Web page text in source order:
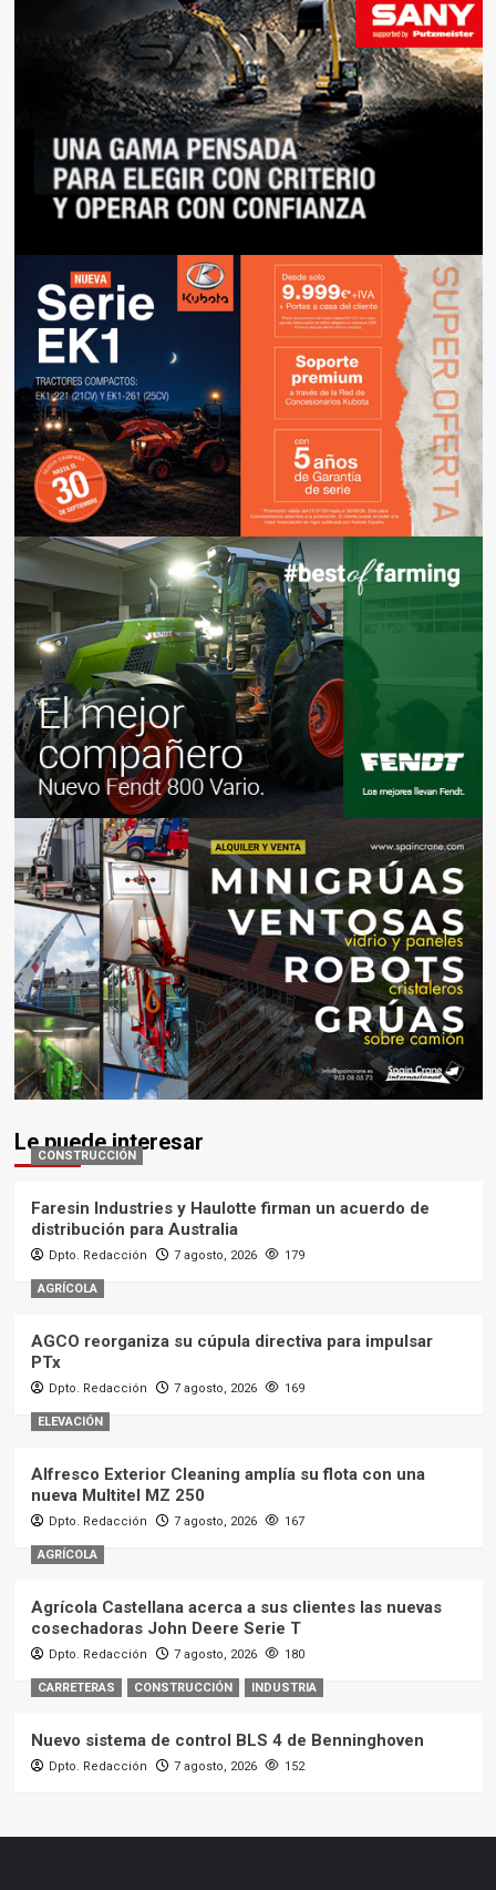
Le puede interesar
CONSTRUCCIÓN
Faresin Industries y Haulotte firman un acuerdo de
distribución para Australia
Dpto. Redacción 7 agosto, 2026 179
AGRÍCOLA
AGCO reorganiza su cúpula directiva para impulsar
PTx
Dpto. Redacción 7 agosto, 2026 169
ELEVACIÓN
Alfresco Exterior Cleaning amplía su flota con una
nueva Multitel MZ 250
Dpto. Redacción 7 agosto, 2026 167
AGRÍCOLA
Agrícola Castellana acerca a sus clientes las nuevas
cosechadoras John Deere Serie T
Dpto. Redacción 7 agosto, 2026 180
CARRETERAS CONSTRUCCIÓN INDUSTRIA
Nuevo sistema de control BLS 4 de Benninghoven
Dpto. Redacción 7 agosto, 2026 152